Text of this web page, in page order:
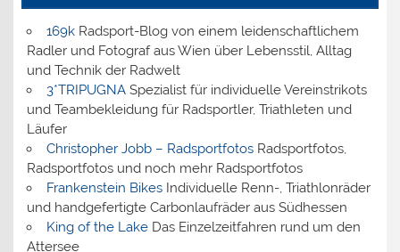
169kRadsport-Blog von einem leidenschaftlichem
Radler und Fotograf aus Wien über Lebensstil, Alltag
und Technik der Radwelt
3*TRIPUGNASpezialist für individuelle Vereinstrikots
und Teambekleidung für Radsportler, Triathleten und
Läufer
Christopher Jobb – RadsportfotosRadsportfotos,
Radsportfotos und noch mehr Radsportfotos
Frankenstein BikesIndividuelle Renn-, Triathlonräder
und handgefertigte Carbonlaufräder aus Südhessen
King of the LakeDas Einzelzeitfahren rund um den
Attersee